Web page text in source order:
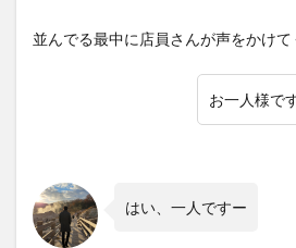
並んでる最中に店員さんが声をかけて
お一人様で
はい、一人ですー